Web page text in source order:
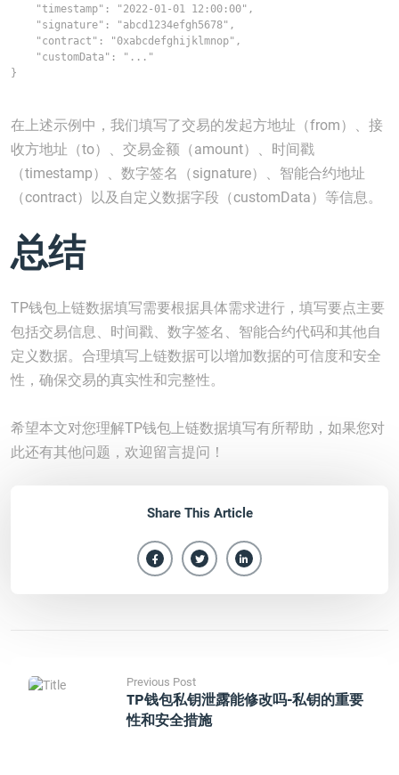
    "timestamp": "2022-01-01 12:00:00",
    "signature": "abcd1234efgh5678",
    "contract": "0xabcdefghijklmnop",
    "customData": "..."
}
在上述示例中，我们填写了交易的发起方地址（from）、接
收方地址（to）、交易金额（amount）、时间戳
（timestamp）、数字签名（signature）、智能合约地址
（contract）以及自定义数据字段（customData）等信息。
总结
TP钱包上链数据填写需要根据具体需求进行，填写要点主要
包括交易信息、时间戳、数字签名、智能合约代码和其他自
定义数据。合理填写上链数据可以增加数据的可信度和安全
性，确保交易的真实性和完整性。
希望本文对您理解TP钱包上链数据填写有所帮助，如果您对
此还有其他问题，欢迎留言提问！
Share This Article
Previous Post
TP钱包私钥泄露能修改吗-私钥的重要
性和安全措施